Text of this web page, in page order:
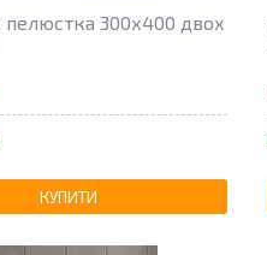
300х400 двох
КУПИТИ